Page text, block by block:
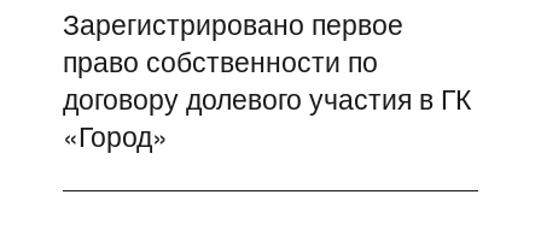
Следующая
запись:
Зарегистрировано первое
право собственности по
договору долевого участия в ГК
«Город»